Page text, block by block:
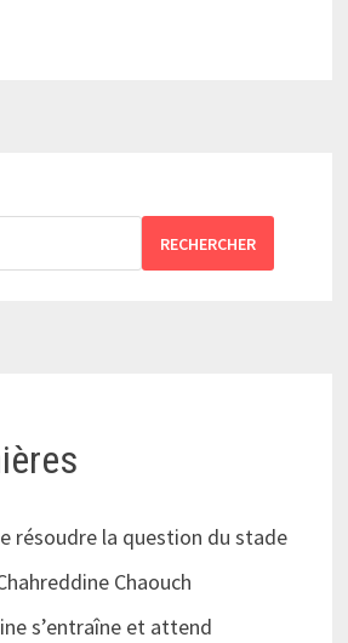
RECHERCHER
résoudre la question du stade
Chaouch
s’entraîne et attend